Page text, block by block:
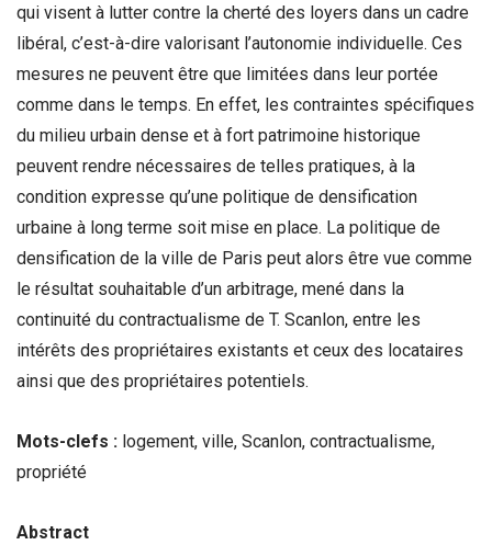
qui visent à lutter contre la cherté des loyers dans un cadre
libéral, c’est-à-dire valorisant l’autonomie individuelle. Ces
mesures ne peuvent être que limitées dans leur portée
comme dans le temps. En effet, les contraintes spécifiques
du milieu urbain dense et à fort patrimoine historique
peuvent rendre nécessaires de telles pratiques, à la
condition expresse qu’une politique de densification
urbaine à long terme soit mise en place. La politique de
densification de la ville de Paris peut alors être vue comme
le résultat souhaitable d’un arbitrage, mené dans la
continuité du contractualisme de T. Scanlon, entre les
intérêts des propriétaires existants et ceux des locataires
ainsi que des propriétaires potentiels.
Mots-clefs : logement, ville, Scanlon, contractualisme,
propriété
Abstract